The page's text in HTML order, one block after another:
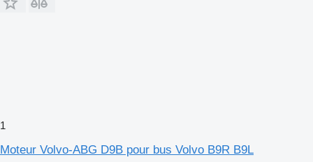
1
Moteur Volvo-ABG D9B pour bus Volvo B9R B9L